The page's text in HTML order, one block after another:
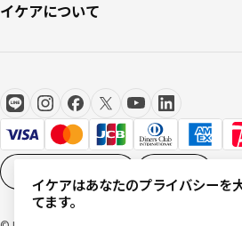
イケアについて
イケアはあなたのプライバシーを
てます。